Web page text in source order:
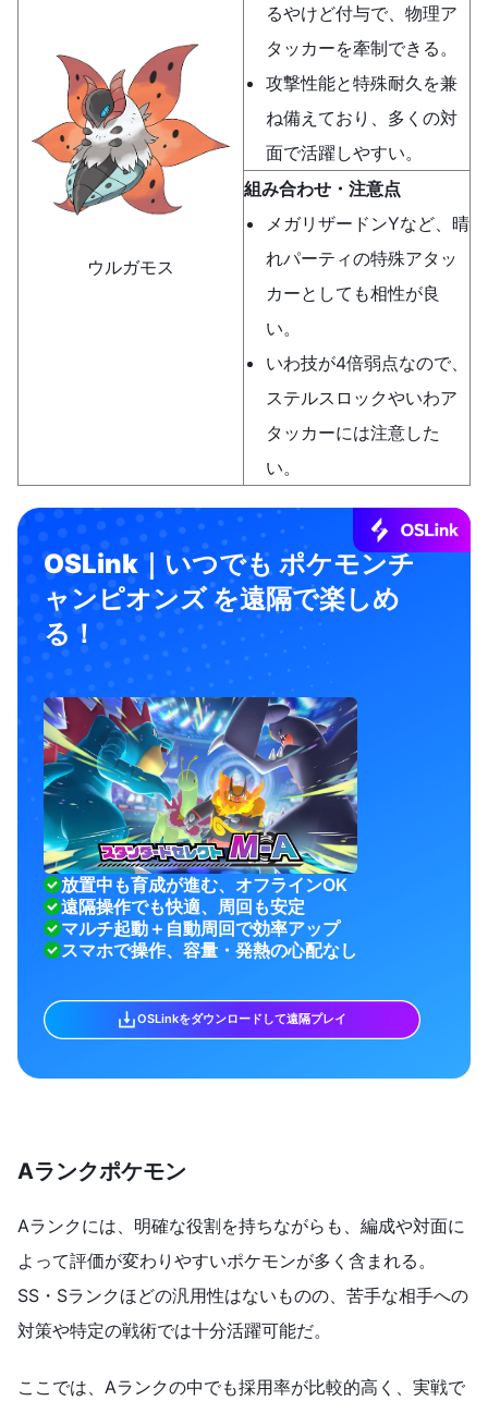
ウルガモス
るやけど付与で、物理ア
タッカーを牽制できる。
攻撃性能と特殊耐久を兼
ね備えており、多くの対
面で活躍しやすい。
組み合わせ・注意点
メガリザードンYなど、晴
れパーティの特殊アタッ
カーとしても相性が良
い。
いわ技が4倍弱点なので、
ステルスロックやいわア
タッカーには注意した
い。
OSLink｜いつでも ポケモンチ
ャンピオンズ を遠隔で楽しめ
る！
放置中も育成が進む、オフラインOK
遠隔操作でも快適、周回も安定
マルチ起動＋自動周回で効率アップ
スマホで操作、容量・発熱の心配なし
OSLinkをダウンロードして遠隔プレイ
Aランクポケモン
Aランクには、明確な役割を持ちながらも、編成や対面に
よって評価が変わりやすいポケモンが多く含まれる。
SS・Sランクほどの汎用性はないものの、苦手な相手への
対策や特定の戦術では十分活躍可能だ。
ここでは、Aランクの中でも採用率が比較的高く、実戦で